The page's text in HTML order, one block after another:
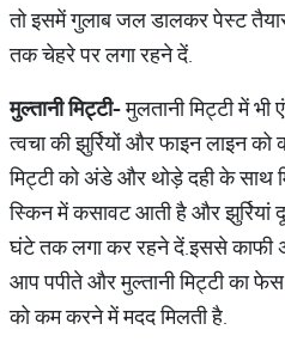
तो इसमें गुलाब जल डालकर पेस्ट
तक चेहरे पर लगा रहने दें.
मुल्तानीमिट्टी-मुलतानी मिट्टी में
त्वचा की झुर्रियों और फाइन लाइन
मिट्टी को अंडे और थोड़े दही के साथ
स्किन में कसावट आती है और झुर्रियां
घंटे तक लगा कर रहने दें.इससे काफी
आप पपीते और मुल्तानी मिट्टी का
को कम करने में मदद मिलती है.